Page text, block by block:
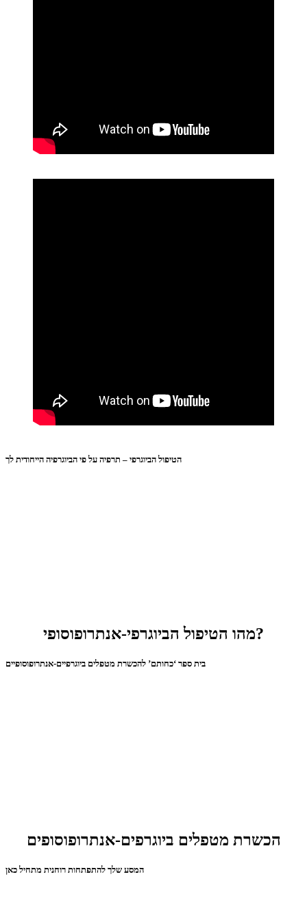
הטיפול הביוגרפי – תרפיה על פי הביוגרפיה הייחודית לך
מהו הטיפול הביוגרפי-אנתרופוסופי?
בית ספר ‘כחותם’ להכשרת מטפלים ביוגרפיים-אנתרופוסופיים
הכשרת מטפלים ביוגרפים-אנתרופוסופים
המסע שלך להתפתחות רוחנית מתחיל כאן